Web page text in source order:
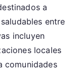
a
entre
incluyen
locales
comunidades